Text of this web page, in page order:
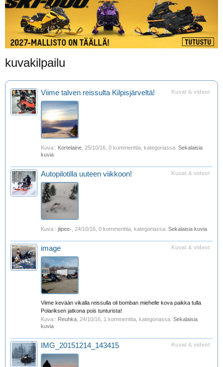
kuvakilpailu
Kuvat & videot
Viime talven reissulta Kilpisjärveltä!
Kuva:: Kortelaine 25/10/16 , 0 kommenttia, kategoriassa: Sekalaisia
kuvia
Kuvat & videot
Autopilotilla uuteen viikkoon!
Kuva:: jiipee- 24/10/16 , 0 kommenttia, kategoriassa: Sekalaisia kuvia
Kuvat & videot
image
Viime kevään vikalla reissulla oli bomban miehelle kova paikka tulla
Polariksen jatkona pois tunturista!
Kuva:: Reuhka 24/10/16 , 1 kommenttia, kategoriassa: Sekalaisia
kuvia
Kuvat & videot
IMG_20151214_143415